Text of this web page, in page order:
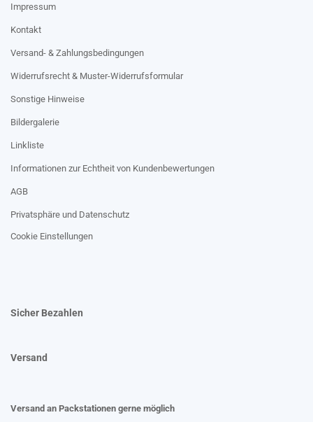
Impressum
Kontakt
Versand- & Zahlungsbedingungen
Widerrufsrecht & Muster-Widerrufsformular
Sonstige Hinweise
Bildergalerie
Linkliste
Informationen zur Echtheit von Kundenbewertungen
AGB
Privatsphäre und Datenschutz
Cookie Einstellungen
Sicher Bezahlen
Versand
Versand an Packstationen gerne möglich